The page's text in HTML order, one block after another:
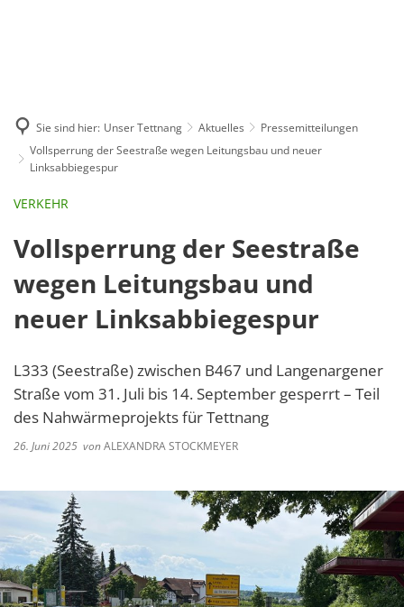
Sie sind hier: Unser Tettnang Aktuelles
Pressemitteilungen
Vollsperrung der Seestraße wegen Leitungsbau und neuer
Linksabbiegespur
VERKEHR
Vollsperrung der Seestraße
wegen Leitungsbau und
neuer Linksabbiegespur
L333 (Seestraße) zwischen B467 und Langenargener
Straße vom 31. Juli bis 14. September gesperrt – Teil
des Nahwärmeprojekts für Tettnang
26. Juni 2025 vonALEXANDRA STOCKMEYER